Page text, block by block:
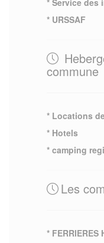
* URSSAF
commune
* Locations
* Hotels
* camping
Les
* FERRIERES